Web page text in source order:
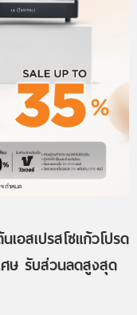
อสเปรสโซแก้วโปรด
ษ รับส่วนลดสูงสุด